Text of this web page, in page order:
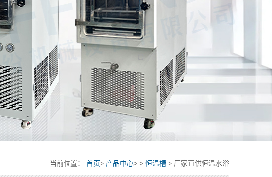
当前位置： 首页> 产品中心> > 恒温槽 > 厂家直供恒温水浴